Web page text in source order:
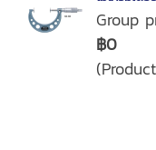
Group
฿0